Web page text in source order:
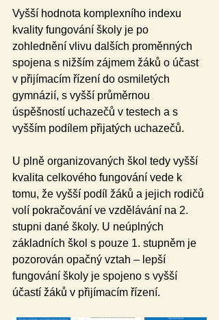
Vyšší hodnota komplexního indexu
kvality fungování školy je po
zohlednění vlivu dalších proměnných
spojena s nižším zájmem žáků o účast
v přijímacím řízení do osmiletých
gymnázií, s vyšší průměrnou
úspěšností uchazečů v testech a s
vyšším podílem přijatých uchazečů.
U plně organizovaných škol tedy vyšší
kvalita celkového fungování vede k
tomu, že vyšší podíl žáků a jejich rodičů
volí pokračování ve vzdělávání na 2.
stupni dané školy. U neúplných
základních škol s pouze 1. stupněm je
pozorován opačný vztah – lepší
fungování školy je spojeno s vyšší
účastí žáků v přijímacím řízení.